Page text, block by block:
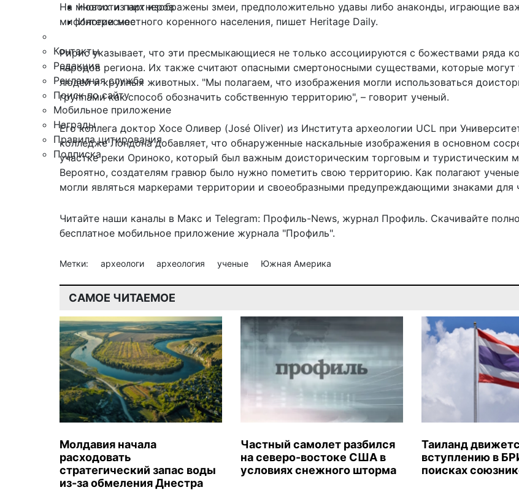
Новости партнеров
Интересное
Контакты
Редакция
Рекламная служба
Поиск по сайту
Мобильное приложение
Награды
Правила цитирования
Подписка
На многих из них изображены змеи, предположительно удавы либо анаконды, играющие
мифологии местного коренного населения, пишет Heritage Daily.
Ририс указывает, что эти пресмыкающиеся не только ассоциируются с божествами ряда
народов региона. Их также считают опасными смертоносными существами, которые могут
людей и крупных животных. "Мы полагаем, что изображения могли использоваться
группами как способ обозначить собственную территорию", – говорит ученый.
Его коллега доктор Хосе Оливер (José Oliver) из Института археологии UCL при
колледже Лондона добавляет, что обнаруженные наскальные изображения в основном
участке реки Ориноко, который был важным доисторическим торговым и туристическим
Вероятно, создателям гравюр было нужно пометить свою территорию. Как полагают
могли являться маркерами территории и своеобразными предупреждающими знаками для
Читайте наши каналы в Макс и Telegram: Профиль-News, журнал Профиль. Скачивайте
бесплатное мобильное приложение журнала "Профиль".
Метки: археологи археология ученые Южная Америка
САМОЕ ЧИТАЕМОЕ
Молдавия начала
расходовать
стратегический запас воды
из-за обмеления Днестра
Частный самолет разбился
на северо-востоке США в
условиях снежного шторма
Таиланд
вступлению в
поисках